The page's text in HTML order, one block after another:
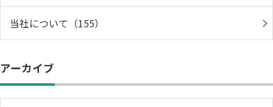
当社について（155）
アーカイブ